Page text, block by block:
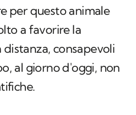
per questo animale
a favorire la
consapevoli
al giorno d'oggi, non